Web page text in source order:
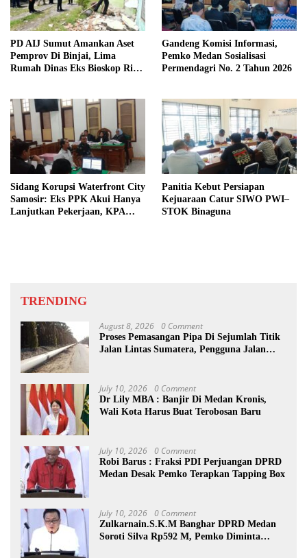
PD AIJ Sumut Amankan Aset
Pemprov Di Binjai, Lima
Rumah Dinas Eks Bioskop Ria
Gandeng Komisi Informasi,
Pemko Medan Sosialisasi
Permendagri No. 2 Tahun 2026
Sidang Korupsi Waterfront City
Samosir: Eks PPK Akui Hanya
Lanjutkan Pekerjaan, KPA
Panitia Kebut Persiapan
Kejuaraan Catur SIWO PWI–
STOK Binaguna
TRENDING
August 8, 2026 0 Comment
Proses Pemasangan Pipa Di Sejumlah Titik
Jalan Lintas Sumatera, Pengguna Jalan
July 10, 2026 0 Comment
Dr Lily MBA : Banjir Di Medan Kronis,
Wali Kota Harus Buat Terobosan Baru
July 10, 2026 0 Comment
Robi Barus : Fraksi PDI Perjuangan DPRD
Medan Desak Pemko Terapkan Tapping Box
July 10, 2026 0 Comment
Zulkarnain.S.K.M Banghar DPRD Medan
Soroti Silva Rp592 M, Pemko Diminta